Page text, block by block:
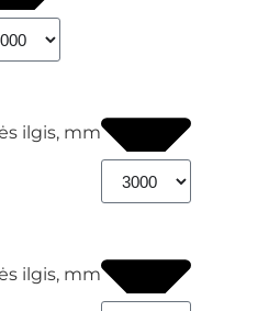
ilgis, mm
ilgis, mm